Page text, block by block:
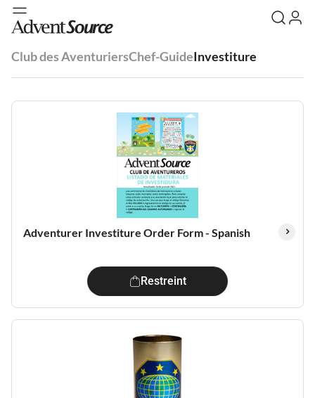
Club des AventuriersChef-GuideInvestiture
Adventurer Investiture Order Form - Spanish
Restreint